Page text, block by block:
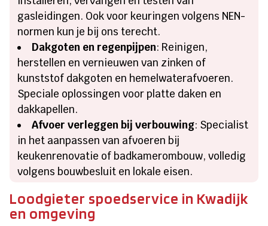
gasleidingen. Ook voor keuringen volgens NEN-
normen kun je bij ons terecht.
Dakgoten en regenpijpen: Reinigen,
herstellen en vernieuwen van zinken of
kunststof dakgoten en hemelwaterafvoeren.
Speciale oplossingen voor platte daken en
dakkapellen.
Afvoer verleggen bij verbouwing: Specialist
in het aanpassen van afvoeren bij
keukenrenovatie of badkamerombouw, volledig
volgens bouwbesluit en lokale eisen.
Loodgieter spoedservice in Kwadijk
en omgeving